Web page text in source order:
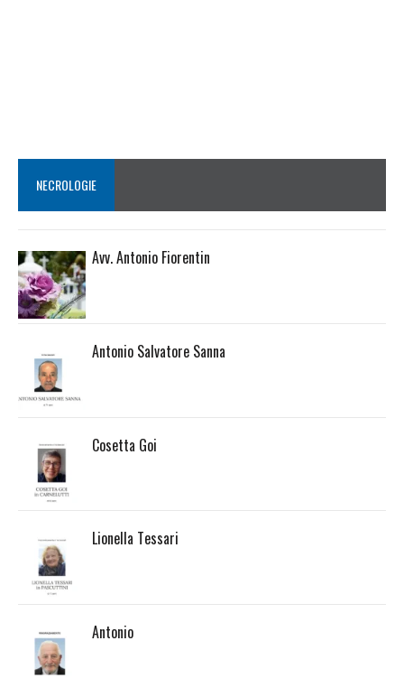
NECROLOGIE
Avv. Antonio Fiorentin
Antonio Salvatore Sanna
Cosetta Goi
Lionella Tessari
Antonio